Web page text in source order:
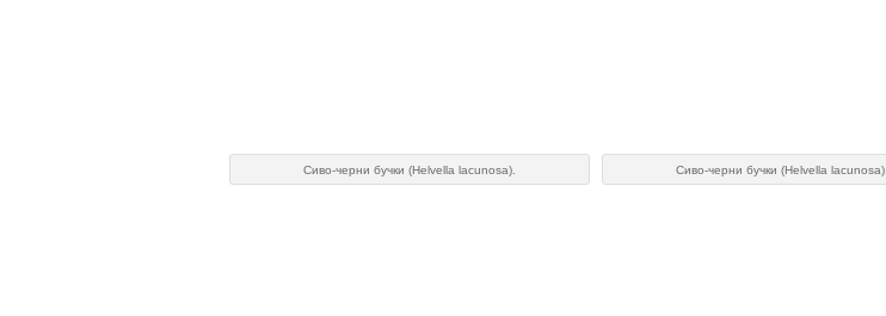
Сиво-черни бучки (Helvella lacunosa). Сиво-черни бучки (Helvella lacunosa).